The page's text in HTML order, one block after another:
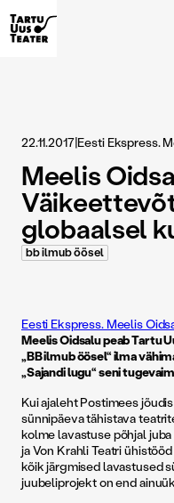
22.11.2017|Eesti Ekspress.
Meelis
globaalsel
bb ilmub öösel
Eesti Ekspress. Meelis
Meelis Oidsalu peab Tartu
„BB ilmub öösel“ ilma
„Sajandi lugu“ seni
Kui ajaleht Postimees
sünnipäeva tähistava
kolme lavastuse põhjal juba
ja Von Krahli Teatri
kõik järgmised lavastused
juubeliprojekt on end